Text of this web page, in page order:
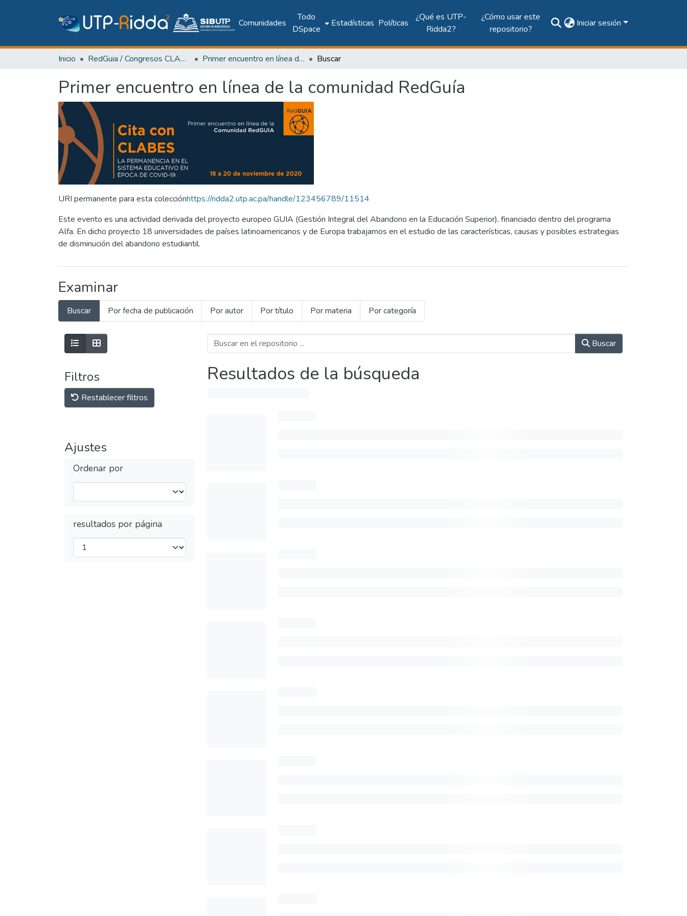
Comunidades
Todo
DSpace
Estadísticas Políticas
¿Qué es UTP-
Ridda2?
¿Cómo usar este
repositorio?
Iniciar sesión
Inicio RedGuia / Congresos CLABES Primer encuentro en línea de la comunidad RedGuía Buscar
Primer encuentro en línea de la comunidad RedGuía
URI permanente para esta colecciónhttps://ridda2.utp.ac.pa/handle/123456789/11514
Este evento es una actividad derivada del proyecto europeo GUIA (Gestión Integral del Abandono en la Educación Superior), financiado dentro del programa
Alfa. En dicho proyecto 18 universidades de países latinoamericanos y de Europa trabajamos en el estudio de las características, causas y posibles estrategias
de disminución del abandono estudiantil.
Examinar
Buscar Por fecha de publicación Por autor Por título Por materia Por categoría
Filtros
Restablecer filtros
Ajustes
Ordenar por
resultados por página
Buscar
Resultados de la búsqueda